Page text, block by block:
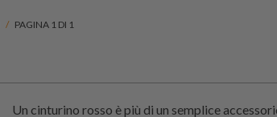
/ PAGINA 1 DI 1
Un cinturino rosso è più di un semplice